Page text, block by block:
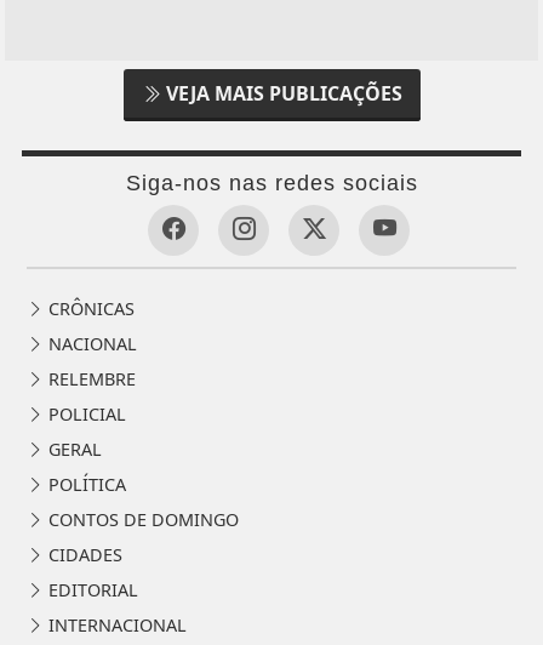
VEJA MAIS PUBLICAÇÕES
Siga-nos nas redes sociais
CRÔNICAS
NACIONAL
RELEMBRE
POLICIAL
GERAL
POLÍTICA
CONTOS DE DOMINGO
CIDADES
EDITORIAL
INTERNACIONAL